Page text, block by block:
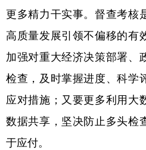
更多精力干实事。督查考核
高质量发展引领不偏移的有
加强对重大经济决策部署、
检查，及时掌握进度、科学
应对措施；又要更多利用大
数据共享，坚决防止多头检
于应付。